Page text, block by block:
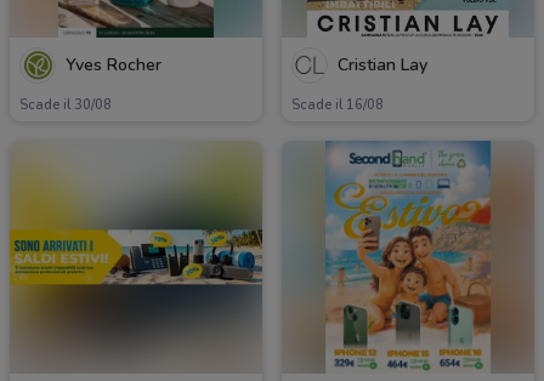
Yves Rocher
Scade il 30/08
Cristian Lay
Scade il 16/08